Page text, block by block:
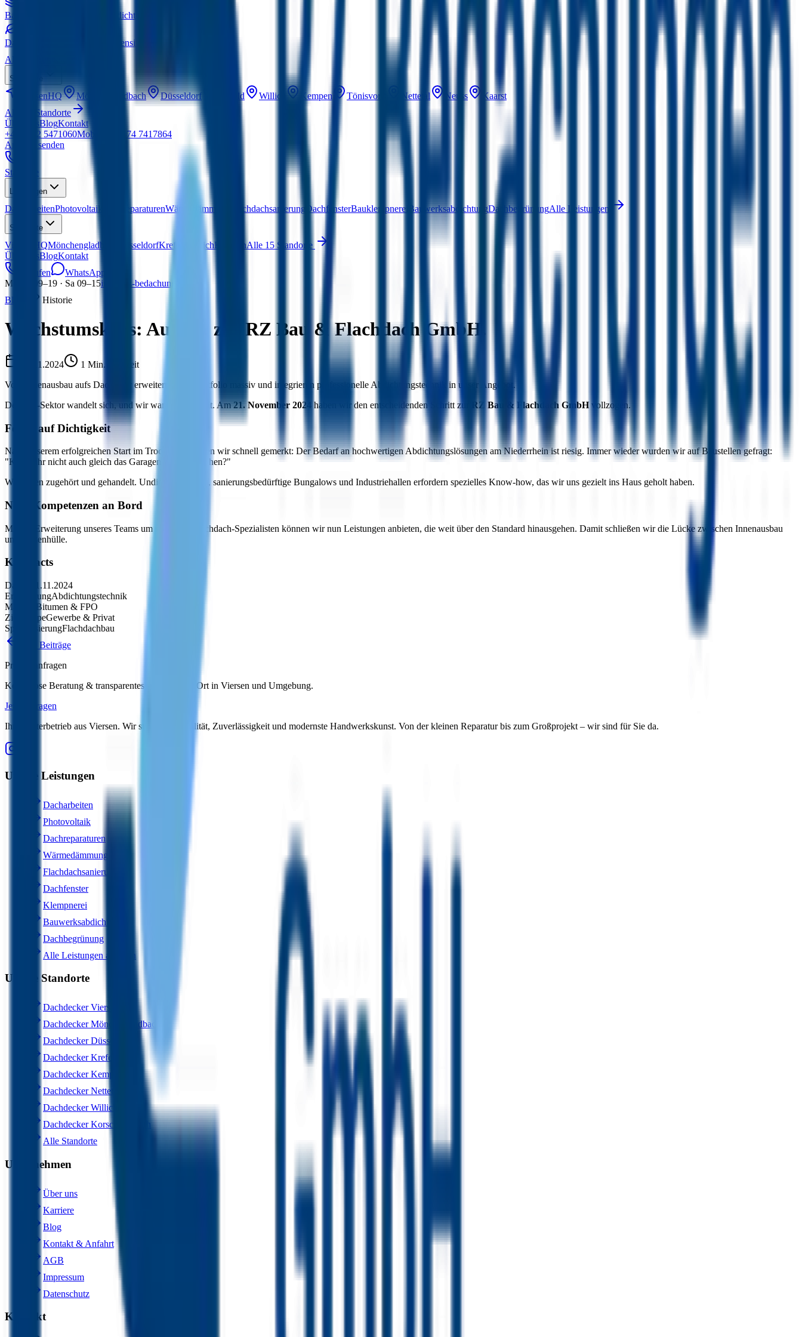
Bauwerksabdichtung Kellerabdichtung nach DIN
Dachbegrünung
Extensiv & Intensiv
Alle Leistungen
Standorte
ViersenHQ Mönchengladbach Düsseldorf Krefeld Willich Kempen Tönisvorst Nettetal Neuss
Kaarst
Alle 15 Standorte
Über unsBlogKontakt
+49 2162 5471060Mobil:
+49 174 7417864
Anfrage senden
Startseite
Leistungen
DacharbeitenPhotovoltaik DachreparaturenWärmedämmung Flachdachsanierung DachfensterBauklempnerei BauwerksabdichtungDachbegrünungAlle Leistungen
Standorte
Viersen HQMönchengladbach DüsseldorfKrefeld WillichKempenAlle 15 Standorte
Über unsBlogKontakt
Anrufen
WhatsApp
Mo–Fr 09–19 · Sa 09–15info@rz-bedachungen.de
Blog
Historie
Wachstumskurs: Ausbau zur RZ Bau & Flachdach GmbH.
21.11.2024 1 Min. Lesezeit
Vom Innenausbau aufs Dach: Wir erweitern unser Portfolio massiv und integrieren professionelle Abdichtungstechnik in unser Angebot.
Der Bau-Sektor wandelt sich, und wir wandeln uns mit. Am21. November 2024 haben wir den entscheidenden Schritt zur RZ Bau & Flachdach GmbHvollzogen.
Fokus auf Dichtigkeit
Nach unserem erfolgreichen Start im Trockenbau haben wir schnell gemerkt: Der Bedarf an hochwertigen Abdichtungslösungen am Niederrhein ist riesig. Immer wieder wurden wir auf Baustellen gefragt:
"Könnt ihr nicht auch gleich das Garagendach mitmachen?"
Wir haben zugehört und gehandelt. Undichte Garagen, sanierungsbedürftige Bungalows und Industriehallen erfordern spezielles Know-how, das wir uns gezielt ins Haus geholt haben.
Neue Kompetenzen an Bord
Mit der Erweiterung unseres Teams um erfahrene Flachdach-Spezialisten können wir nun Leistungen anbieten, die weit über den Standard hinausgehen. Damit schließen wir die Lücke zwischen Innenausbau
und Außenhülle.
Key Facts
Datum
21.11.2024
ErweiterungAbdichtungstechnik
Material
Bitumen & FPO
ZielgruppeGewerbe & Privat
SpezialisierungFlachdachbau
Alle Beiträge
Projekt anfragen
Kostenlose Beratung & transparentes Angebot vor Ort in Viersen und Umgebung.
Jetzt anfragen
Ihr Meisterbetrieb aus Viersen. Wir stehen für Qualität, Zuverlässigkeit und modernste Handwerkskunst. Von der kleinen Reparatur bis zum Großprojekt – wir sind für Sie da.
Unsere Leistungen
Dacharbeiten
Photovoltaik
Dachreparaturen
Wärmedämmung
Flachdachsanierung
Dachfenster
Klempnerei
Bauwerksabdichtung
Dachbegrünung
Alle Leistungen ansehen
Unsere Standorte
Dachdecker Viersen
Dachdecker Mönchengladbach
Dachdecker Düsseldorf
Dachdecker Krefeld
Dachdecker Kempen
Dachdecker Nettetal
Dachdecker Willich
Dachdecker Korschenbroich
Alle Standorte
Unternehmen
Über uns
Karriere
Blog
Kontakt & Anfahrt
AGB
Impressum
Datenschutz
Kontakt